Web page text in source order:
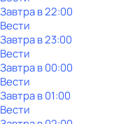
Завтра в 22:00
Вести
Завтра в 23:00
Вести
Завтра в 00:00
Вести
Завтра в 01:00
Вести